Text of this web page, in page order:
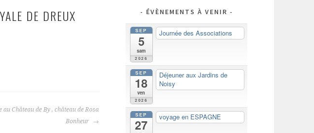
DE DREUX
Château de By , château de Rosa
Bonheur
ÉVÈNEMENTS À VENIR
SEP
5
sam
2026
Journée des Associations
SEP
18
ven
2026
Déjeuner aux Jardins de
Noisy
SEP
27
voyage en ESPAGNE